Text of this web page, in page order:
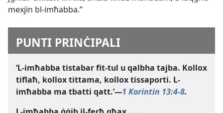
mexjin bl-​imħabba.”
PUNTI PRINĊIPALI
‘L-​imħabba tistabar fit-​tul u qalbha tajba. Kollox
tiflaħ, kollox tittama, kollox tissaporti. L-​
imħabba ma tbatti qatt.’—1 Korintin 13:4-8.